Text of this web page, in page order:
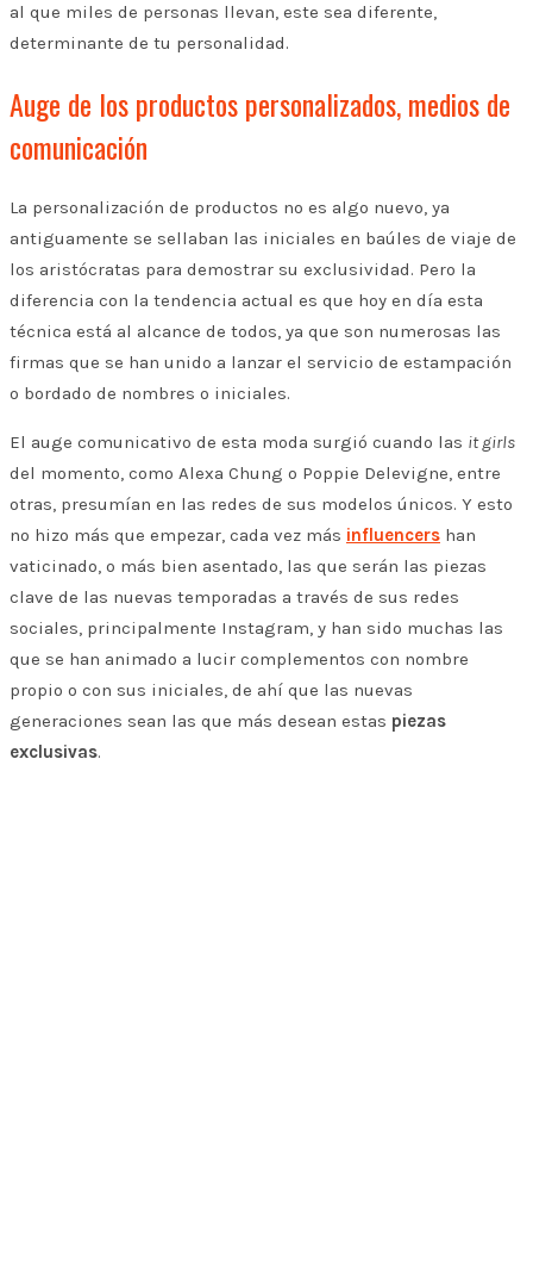
al que miles de personas llevan, este sea diferente,
determinante de tu personalidad.
Auge de los productos personalizados, medios de
comunicación
La personalización de productos no es algo nuevo, ya
antiguamente se sellaban las iniciales en baúles de viaje de
los aristócratas para demostrar su exclusividad. Pero la
diferencia con la tendencia actual es que hoy en día esta
técnica está al alcance de todos, ya que son numerosas las
firmas que se han unido a lanzar el servicio de estampación
o bordado de nombres o iniciales.
El auge comunicativo de esta moda surgió cuando las it girls
del momento, como Alexa Chung o Poppie Delevigne, entre
otras, presumían en las redes de sus modelos únicos. Y esto
no hizo más que empezar, cada vez más influencers han
vaticinado, o más bien asentado, las que serán las piezas
clave de las nuevas temporadas a través de sus redes
sociales, principalmente Instagram, y han sido muchas las
que se han animado a lucir complementos con nombre
propio o con sus iniciales, de ahí que las nuevas
generaciones sean las que más desean estas piezas
exclusivas.